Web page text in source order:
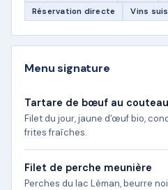
Réservation directe
Vins
Menu signature
Tartare de bœuf au couteau
Filet du jour, jaune d'œuf bio,
frites fraîches.
Filet de perche meunière
Perches du lac Léman, beurre